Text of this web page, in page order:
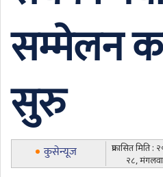
सम्मेलन
सुरु
कुसेन्यूज
प्रकासित मिति
२८,